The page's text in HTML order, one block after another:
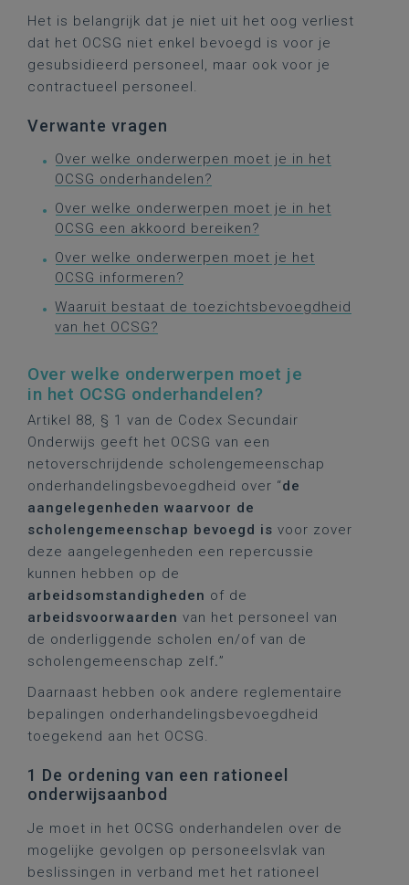
Het is belangrijk dat je niet uit het oog verliest
dat het OCSG niet enkel bevoegd is voor je
gesubsidieerd personeel, maar ook voor je
contractueel personeel.
Verwante vragen
Over welke onderwerpen moet je in het
OCSG onderhandelen?
Over welke onderwerpen moet je in het
OCSG een akkoord bereiken?
Over welke onderwerpen moet je het
OCSG informeren?
Waaruit bestaat de toezichtsbevoegdheid
van het OCSG?
Over welke onderwerpen moet je
in het OCSG onderhandelen?
Artikel 88, § 1 van de Codex Secundair
Onderwijs geeft het OCSG van een
netoverschrijdende scholengemeenschap
onderhandelingsbevoegdheid over “de
aangelegenheden waarvoor de
scholengemeenschap bevoegd is voor zover
deze aangelegenheden een repercussie
kunnen hebben op de
arbeidsomstandigheden of de
arbeidsvoorwaarden van het personeel van
de onderliggende scholen en/of van de
scholengemeenschap zelf.”
Daarnaast hebben ook andere reglementaire
bepalingen onderhandelingsbevoegdheid
toegekend aan het OCSG.
1 De ordening van een rationeel
onderwijsaanbod
Je moet in het OCSG onderhandelen over de
mogelijke gevolgen op personeelsvlak van
beslissingen in verband met het rationeel